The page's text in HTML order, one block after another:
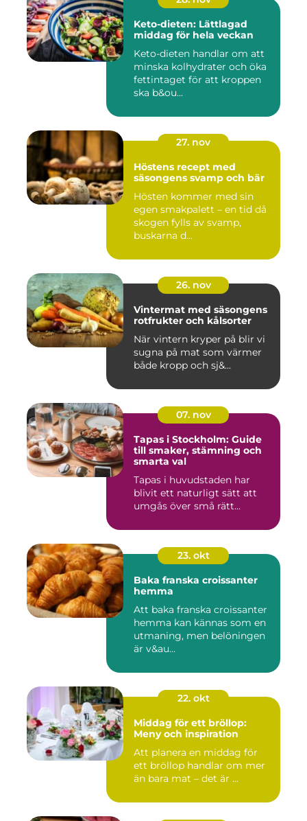
Keto-dieten: Lättlagad
middag för hela veckan
Keto-dieten handlar om att
minska kolhydrater och öka
fettintaget för att kroppen
ska b&ou...
27. nov
Höstens recept med
säsongens svamp och bär
Hösten kommer med sin
egen smakpalett – en tid då
skogen fylls av svamp,
buskarna d...
26. nov
Vintermat med säsongens
rotfrukter och kålsorter
När vintern kryper på blir vi
sugna på mat som värmer
både kropp och sj&...
07. nov
Tapas i Stockholm: Guide
till smaker, stämning och
smarta val
Tapas i huvudstaden har
blivit ett naturligt sätt att
umgås över små rätt...
23. okt
Baka franska croissanter
hemma
Att baka franska croissanter
hemma kan kännas som en
utmaning, men belöningen
är v&au...
22. okt
Middag för ett bröllop:
Meny och inspiration
Att planera en middag för
ett bröllop handlar om mer
än bara mat – det är ...